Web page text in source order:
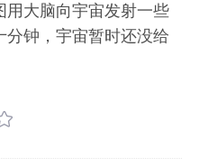
用大脑向宇宙发射一些
分钟，宇宙暂时还没给